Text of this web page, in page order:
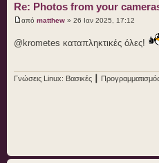
Re: Photos from your
από matthew » 26 Ιαν 2025, 17:12
@krometes καταπληκτικές όλες!
Γνώσεις Linux: Βασικές ┃